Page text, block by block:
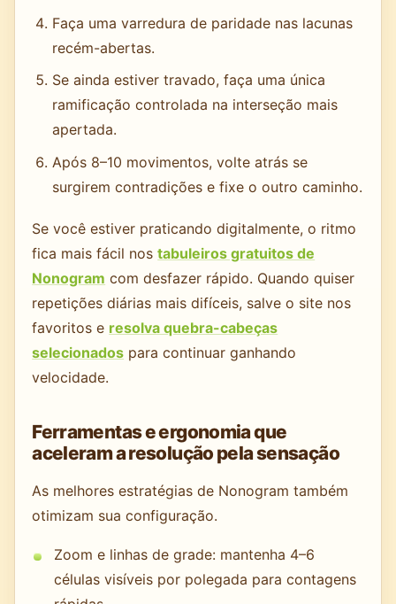
Faça uma varredura de paridade nas lacunas
recém-abertas.
Se ainda estiver travado, faça uma única
ramificação controlada na interseção mais
apertada.
Após 8–10 movimentos, volte atrás se
surgirem contradições e fixe o outro caminho.
Se você estiver praticando digitalmente, o ritmo
fica mais fácil nostabuleiros gratuitos de
Nonogram com desfazer rápido. Quando quiser
repetições diárias mais difíceis, salve o site nos
favoritos e resolva quebra-cabeças
selecionados para continuar ganhando
velocidade.
Ferramentas e ergonomia que
aceleram a resolução pela sensação
As melhores estratégias de Nonogram também
otimizam sua configuração.
Zoom e linhas de grade: mantenha 4–6
células visíveis por polegada para contagens